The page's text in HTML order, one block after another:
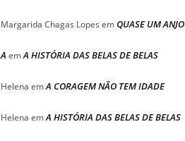
Margarida Chagas Lopes emQUASE UM ANJO
A emA HISTÓRIA DAS BELAS DE BELAS
Helena emA CORAGEM NÃO TEM IDADE
Helena emA HISTÓRIA DAS BELAS DE BELAS